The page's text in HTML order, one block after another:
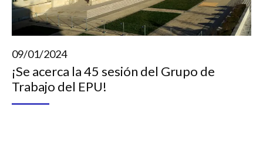
09/01/2024
¡Se acerca la 45 sesión del Grupo de
Trabajo del EPU!